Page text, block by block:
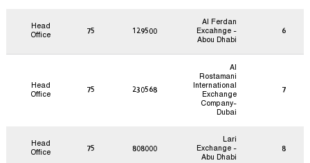
6
Al Ferdan
Excahnge -
Abou Dhabi
129500
75
Head
Office
7
Al
Rostamani
International
Exchange
Company-
Dubai
230568
75
Head
Office
8
Lari
Exchange -
Abu Dhabi
808000
75
Head
Office